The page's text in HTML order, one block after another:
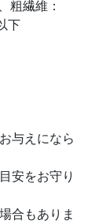
粗繊維：
下
与えになら
安をお守り
合もありま